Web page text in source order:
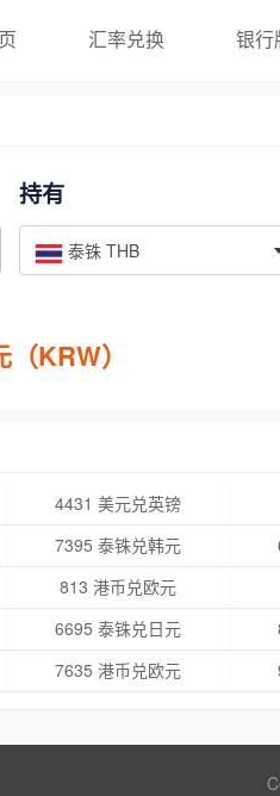
汇率兑换 银行
持有
泰铢 THB
KRW）
4431 美元兑英镑
7395 泰铢兑韩元
813 港币兑欧元
6695 泰铢兑日元
7635 港币兑欧元